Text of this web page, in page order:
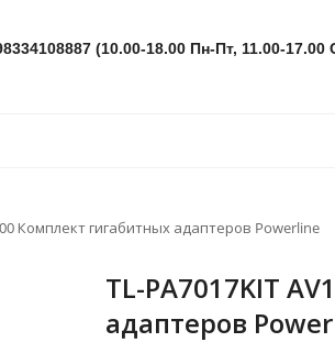
(10.00-18.00 Пн-Пт, 11.00-17.00
Комплект гигабитных адаптеров Powerline
TL-PA7017KIT
адаптеров